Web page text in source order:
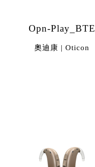
Opn-Play_BTE
奧迪康 | Oticon